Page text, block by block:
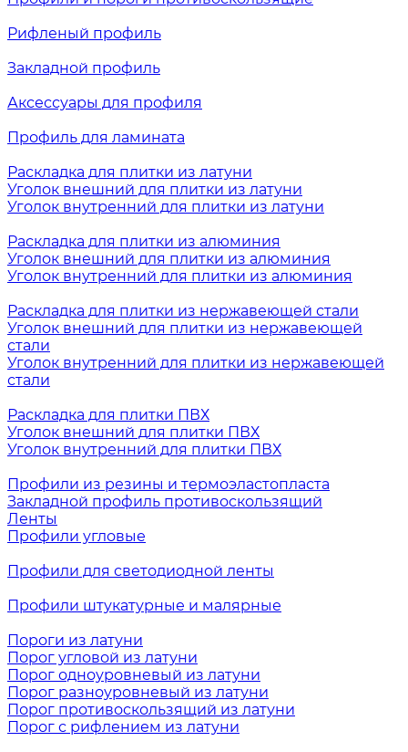
Рифленый профиль
Закладной профиль
Аксессуары для профиля
Профиль для ламината
Раскладка для плитки из латуни
Уголок внешний для плитки из латуни
Уголок внутренний для плитки из латуни
Раскладка для плитки из алюминия
Уголок внешний для плитки из алюминия
Уголок внутренний для плитки из алюминия
Раскладка для плитки из нержавеющей стали
Уголок внешний для плитки из нержавеющей
стали
Уголок внутренний для плитки из нержавеющей
стали
Раскладка для плитки ПВХ
Уголок внешний для плитки ПВХ
Уголок внутренний для плитки ПВХ
Профили из резины и термоэластопласта
Закладной профиль противоскользящий
Ленты
Профили угловые
Профили для светодиодной ленты
Профили штукатурные и малярные
Пороги из латуни
Порог угловой из латуни
Порог одноуровневый из латуни
Порог разноуровневый из латуни
Порог противоскользящий из латуни
Порог с рифлением из латуни